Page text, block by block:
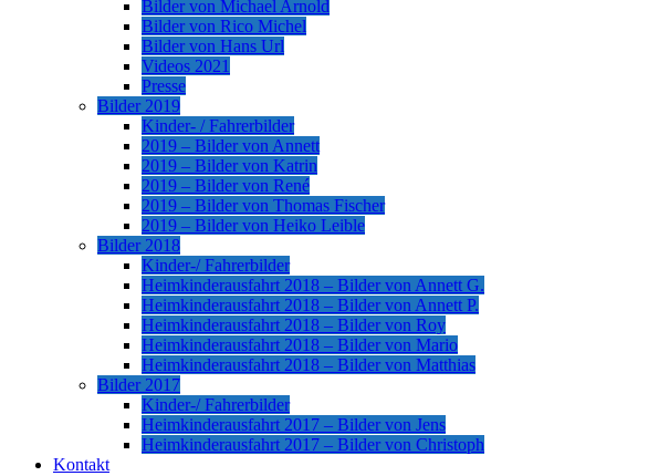
Bilder von Michael Arnold
Bilder von Rico Michel
Bilder von Hans Url
Videos 2021
Presse
Bilder 2019
Kinder- / Fahrerbilder
2019 – Bilder von Annett
2019 – Bilder von Katrin
2019 – Bilder von René
2019 – Bilder von Thomas Fischer
2019 – Bilder von Heiko Leible
Bilder 2018
Kinder-/ Fahrerbilder
Heimkinderausfahrt 2018 – Bilder von Annett G.
Heimkinderausfahrt 2018 – Bilder von Annett P.
Heimkinderausfahrt 2018 – Bilder von Roy
Heimkinderausfahrt 2018 – Bilder von Mario
Heimkinderausfahrt 2018 – Bilder von Matthias
Bilder 2017
Kinder-/ Fahrerbilder
Heimkinderausfahrt 2017 – Bilder von Jens
Heimkinderausfahrt 2017 – Bilder von Christoph
Kontakt